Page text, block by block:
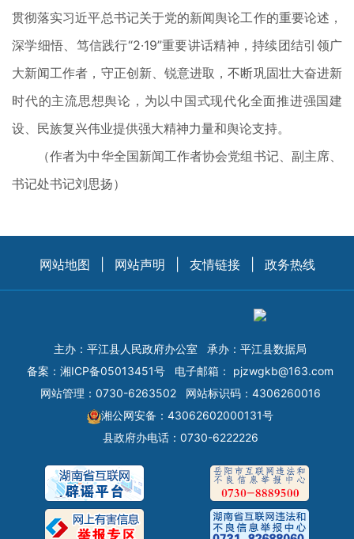
贯彻落实习近平总书记关于党的新闻舆论工作的重要论述，
深学细悟、笃信践行“2·19”重要讲话精神，持续团结引领广
大新闻工作者，守正创新、锐意进取，不断巩固壮大奋进新
时代的主流思想舆论，为以中国式现代化全面推进强国建
设、民族复兴伟业提供强大精神力量和舆论支持。
（作者为中华全国新闻工作者协会党组书记、副主席、
书记处书记刘思扬）
网站地图 网站声明 友情链接 政务热线
主办：平江县人民政府办公室
承办：平江县数据局
备案： 湘ICP备05013451号 电子邮箱： pjzwgkb@163.com
网站管理：0730-6263502
网站标识码：4306260016
湘公网安备：43062602000131号
县政府办电话：0730-6222226